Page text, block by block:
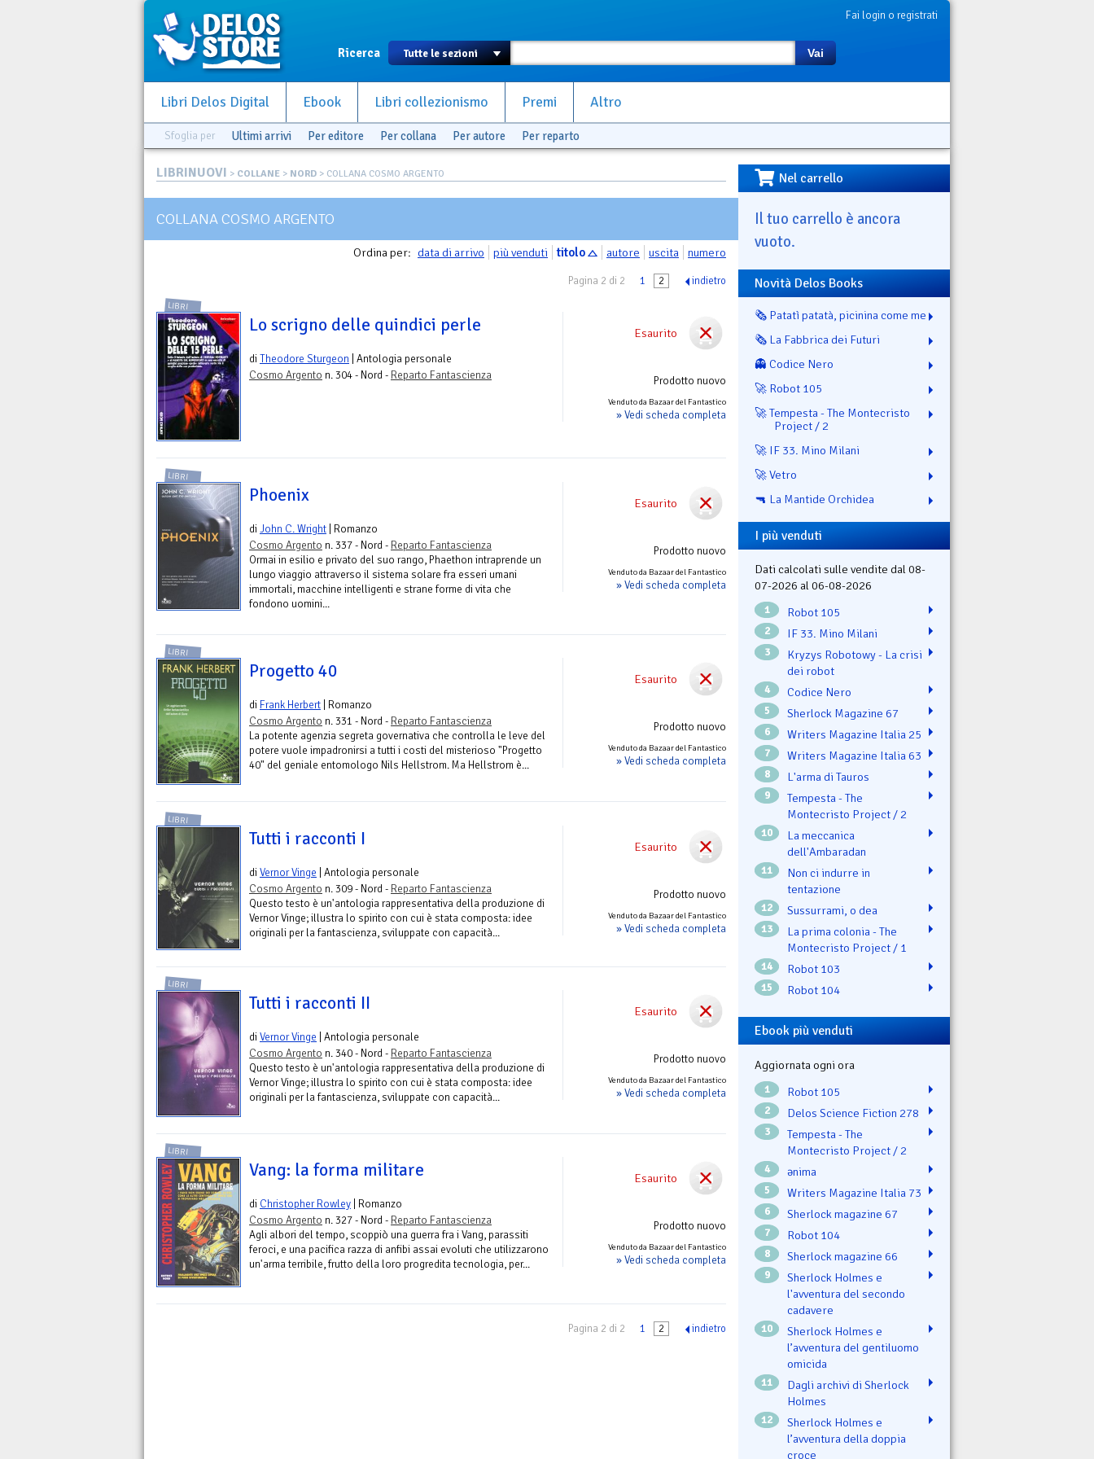
Fai login o registrati
Ricerca Vai
Libri Delos Digital Ebook Libri collezionismo Premi Altro
Sfoglia per Ultimi arrivi Per editore Per collana Per autore Per reparto
LIBRINUOVI > COLLANE > NORD > COLLANA COSMO ARGENTO
COLLANA COSMO ARGENTO
Ordina per: data di arrivo più venduti titolo autore uscita numero
Pagina 2 di 2 1 2 indietro
Esaurito
Prodotto nuovo
Venduto da Bazaar del Fantastico
» Vedi scheda completa
LIBRI
Lo scrigno delle quindici perle
diTheodore Sturgeon | Antologia personale
Cosmo Argento n. 304 - Nord - Reparto Fantascienza
Esaurito
Prodotto nuovo
Venduto da Bazaar del Fantastico
» Vedi scheda completa
LIBRI
Phoenix
diJohn C. Wright | Romanzo
Cosmo Argento n. 337 - Nord - Reparto Fantascienza
Ormai in esilio e privato del suo rango, Phaethon intraprende un
lungo viaggio attraverso il sistema solare fra esseri umani
immortali, macchine intelligenti e strane forme di vita che
fondono uomini...
Esaurito
Prodotto nuovo
Venduto da Bazaar del Fantastico
» Vedi scheda completa
LIBRI
Progetto 40
di Frank Herbert | Romanzo
Cosmo Argento n. 331 - Nord - Reparto Fantascienza
La potente agenzia segreta governativa che controlla le leve del
potere vuole impadronirsi a tutti i costi del misterioso "Progetto
40" del geniale entomologo Nils Hellstrom. Ma Hellstrom è...
Esaurito
Prodotto nuovo
Venduto da Bazaar del Fantastico
» Vedi scheda completa
LIBRI
Tutti i racconti I
diVernor Vinge | Antologia personale
Cosmo Argento n. 309 - Nord - Reparto Fantascienza
Questo testo è un'antologia rappresentativa della produzione di
Vernor Vinge; illustra lo spirito con cui è stata composta: idee
originali per la fantascienza, sviluppate con capacità...
Esaurito
Prodotto nuovo
Venduto da Bazaar del Fantastico
» Vedi scheda completa
LIBRI
Tutti i racconti II
diVernor Vinge | Antologia personale
Cosmo Argento n. 340 - Nord - Reparto Fantascienza
Questo testo è un'antologia rappresentativa della produzione di
Vernor Vinge; illustra lo spirito con cui è stata composta: idee
originali per la fantascienza, sviluppate con capacità...
Esaurito
Prodotto nuovo
Venduto da Bazaar del Fantastico
» Vedi scheda completa
LIBRI
Vang: la forma militare
di Christopher Rowley | Romanzo
Cosmo Argento n. 327 - Nord - Reparto Fantascienza
Agli albori del tempo, scoppiò una guerra fra i Vang, parassiti
feroci, e una pacifica razza di anfibi assai evoluti che utilizzarono
un'arma terribile, frutto della loro progredita tecnologia, per...
Pagina 2 di 2 1 2 indietro
Nel carrello
Il tuo carrello è ancora
vuoto.
Novità Delos Books
🗞️ Patatì patatà, picinina come me
🗞️ La Fabbrica dei Futuri
👻 Codice Nero
🚀 Robot 105
🚀 Tempesta - The Montecristo
Project / 2
🚀 IF 33. Mino Milani
🚀 Vetro
🔫 La Mantide Orchidea
I più venduti
Dati calcolati sulle vendite dal 08-
07-2026 al 06-08-2026
1 Robot 105
2 IF 33. Mino Milani
3
Kryzys Robotowy - La crisi
dei robot
4 Codice Nero
5 Sherlock Magazine 67
6 Writers Magazine Italia 25
7 Writers Magazine Italia 63
8 L'arma di Tauros
9
Tempesta - The
Montecristo Project / 2
10
La meccanica
dell'Ambaradan
11
Non ci indurre in
tentazione
12 Sussurrami, o dea
13
La prima colonia - The
Montecristo Project / 1
14 Robot 103
15 Robot 104
Ebook più venduti
Aggiornata ogni ora
1 Robot 105
2 Delos Science Fiction 278
3
Tempesta - The
Montecristo Project / 2
4 ənima
5 Writers Magazine Italia 73
6 Sherlock magazine 67
7 Robot 104
8 Sherlock magazine 66
9
Sherlock Holmes e
l'avventura del secondo
cadavere
10
Sherlock Holmes e
l’avventura del gentiluomo
omicida
11
Dagli archivi di Sherlock
Holmes
12
Sherlock Holmes e
l’avventura della doppia
croce